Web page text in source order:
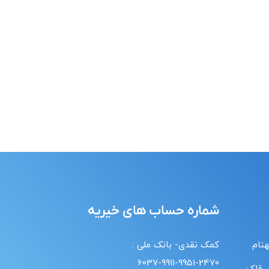
شماره حساب های خیریه
کمک نقدی- بانک ملی :
6037-9911-9951-2470